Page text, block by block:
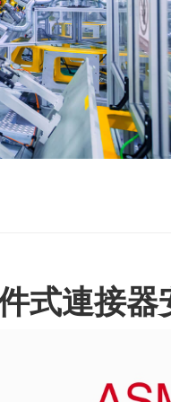
式連接器